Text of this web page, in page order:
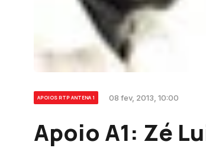
APOIOS RTP ANTENA 1 08 fev, 2013, 10:00
Apoio A1: Zé